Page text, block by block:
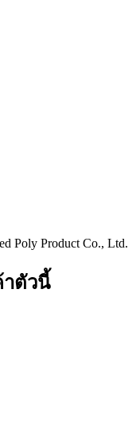
Poly Product Co., Ltd.
าตัวนี้